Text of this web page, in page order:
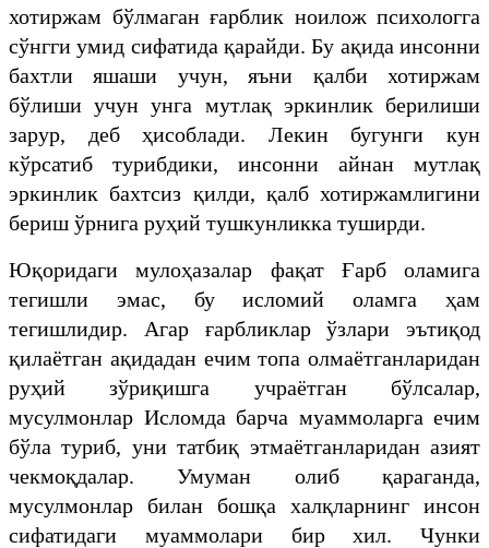
хотиржам бўлмаган ғарблик ноилож психологга
сўнгги умид сифатида қарайди. Бу ақида инсонни
бахтли яшаши учун, яъни қалби хотиржам
бўлиши учун унга мутлақ эркинлик берилиши
зарур, деб ҳисоблади. Лекин бугунги кун
кўрсатиб турибдики, инсонни айнан мутлақ
эркинлик бахтсиз қилди, қалб хотиржамлигини
бериш ўрнига руҳий тушкунликка туширди.
Юқоридаги мулоҳазалар фақат Ғарб оламига
тегишли эмас, бу исломий оламга ҳам
тегишлидир. Агар ғарбликлар ўзлари эътиқод
қилаётган ақидадан ечим топа олмаётганларидан
руҳий зўриқишга учраётган бўлсалар,
мусулмонлар Исломда барча муаммоларга ечим
бўла туриб, уни татбиқ этмаётганларидан азият
чекмоқдалар. Умуман олиб қараганда,
мусулмонлар билан бошқа халқларнинг инсон
сифатидаги муаммолари бир хил. Чунки